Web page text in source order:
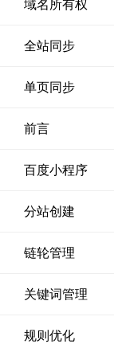
域名所有权
全站同步
单页同步
前言
百度小程序
分站创建
链轮管理
关键词管理
规则优化